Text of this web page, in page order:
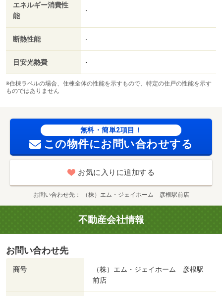
エネルギー消費性
能
-
断熱性能 -
目安光熱費 -
※住棟ラベルの場合、住棟全体の性能を示すもので、特定の住戸の性能を示す
ものではありません
無料・簡単2項目！
この物件にお問い合わせする
お気に入りに追加する
お問い合わせ先 （株）エム・ジェイホーム 彦根駅前店
不動産会社情報
お問い合わせ先
商号
（株）エム・ジェイホーム 彦根駅
前店